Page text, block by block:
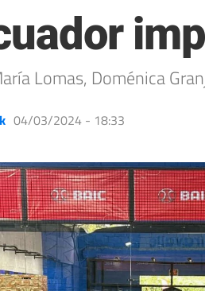
Lomas, Doménica
04/03/2024 - 18:33